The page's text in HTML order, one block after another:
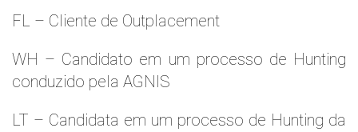
FL – Cliente de Outplacement
WH – Candidato em um processo de Hunting
conduzido pela AGNIS
LT – Candidata em um processo de Hunting da